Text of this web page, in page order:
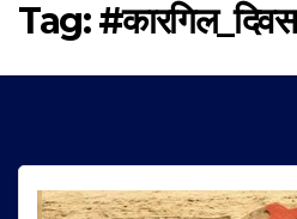
Tag:#कारगिल_दिवस